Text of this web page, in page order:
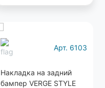
Арт. 6103
Накладка на задний
бампер VERGE STYLE